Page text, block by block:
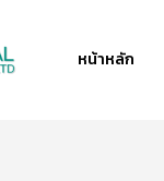
หน้าหลัก